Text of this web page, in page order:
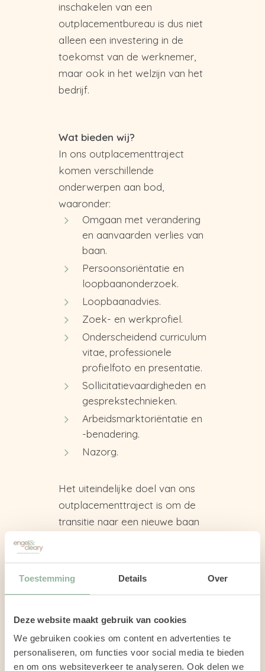
Toestemming Details Over
Deze website maakt gebruik van cookies
We gebruiken cookies om content en advertenties te
personaliseren, om functies voor social media te bieden
en om ons websiteverkeer te analyseren. Ook delen we
inschakelen van een
outplacementbureau is dus niet
alleen een investering in de
toekomst van de werknemer,
maar ook in het welzijn van het
bedrijf.
Wat bieden wij?
In ons outplacementtraject
komen verschillende
onderwerpen aan bod,
waaronder:
Omgaan met verandering
en aanvaarden verlies van
baan.
Persoonsoriëntatie en
loopbaanonderzoek.
Loopbaanadvies.
Zoek- en werkprofiel.
Onderscheidend curriculum
vitae, professionele
profielfoto en presentatie.
Sollicitatievaardigheden en
gesprekstechnieken.
Arbeidsmarktoriëntatie en
-benadering.
Nazorg.
Het uiteindelijke doel van ons
outplacementtraject is om de
transitie naar een nieuwe baan
Neem vrijblijvend contact met
opties te bespreken.
BEL DIRECT 075 - 207 30 12